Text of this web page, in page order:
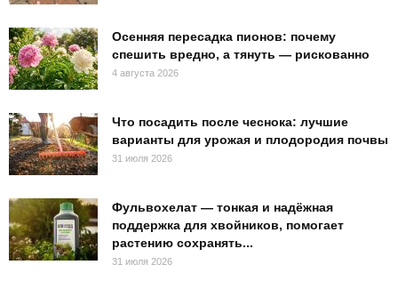
Осенняя пересадка пионов: почему
спешить вредно, а тянуть — рискованно
4 августа 2026
Что посадить после чеснока: лучшие
варианты для урожая и плодородия почвы
31 июля 2026
Фульвохелат — тонкая и надёжная
поддержка для хвойников, помогает
растению сохранять...
31 июля 2026